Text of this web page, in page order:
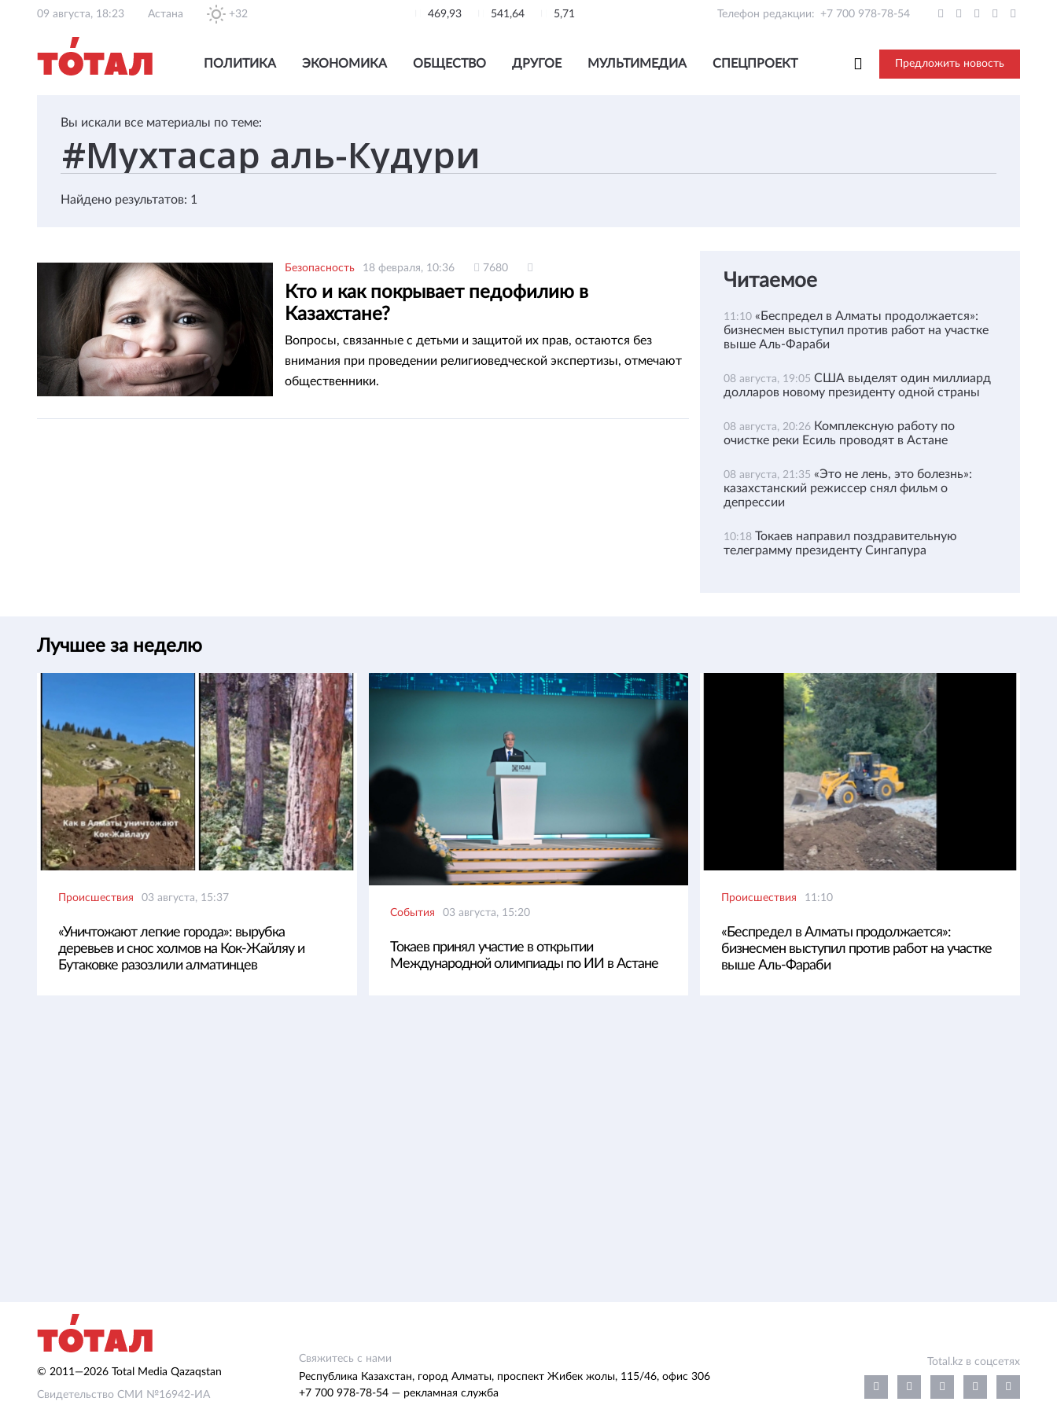
09 августа, 18:23 Астана +32 469,93 541,64 5,71 Телефон редакции: +7 700 978-78-54
ПОЛИТИКА ЭКОНОМИКА ОБЩЕСТВО ДРУГОЕ МУЛЬТИМЕДИА СПЕЦПРОЕКТ Предложить новость
Вы искали все материалы по теме:
Найдено результатов: 1
Безопасность 18 февраля, 10:36 7680
Кто и как покрывает педофилию в
Казахстане?
Вопросы, связанные с детьми и защитой их прав, остаются без
внимания при проведении религиоведческой экспертизы, отмечают
общественники.
Читаемое
11:10 «Беспредел в Алматы продолжается»:
бизнесмен выступил против работ на участке
выше Аль-Фараби
08 августа, 19:05 США выделят один миллиард
долларов новому президенту одной страны
08 августа, 20:26 Комплексную работу по
очистке реки Есиль проводят в Астане
08 августа, 21:35 «Это не лень, это болезнь»:
казахстанский режиссер снял фильм о
депрессии
10:18 Токаев направил поздравительную
телеграмму президенту Сингапура
Лучшее за неделю
Происшествия 03 августа, 15:37
«Уничтожают легкие города»: вырубка
деревьев и снос холмов на Кок-Жайляу и
Бутаковке разозлили алматинцев
События 03 августа, 15:20
Токаев принял участие в открытии
Международной олимпиады по ИИ в Астане
Происшествия 11:10
«Беспредел в Алматы продолжается»:
бизнесмен выступил против работ на участке
выше Аль-Фараби
© 2011—2026 Total Media Qazaqstan
Свидетельство СМИ №16942-ИА
Свяжитесь с нами
Республика Казахстан, город Алматы, проспект Жибек жолы, 115/46, офис 306
+7 700 978-78-54 — рекламная служба
Total.kz в соцсетях